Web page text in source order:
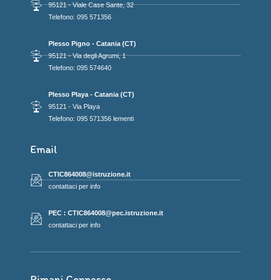
95121 - Viale Case Sante, 32
Telefono: 095 571356
Plesso Pigno - Catania (CT)
95121 - Via degli Agrumi, 1
Telefono: 095 574640
Plesso Playa - Catania (CT)
95121 - Via Playa
Telefono: 095 571356 lementi
Email
CTIC864008@istruzione.it
contattaci per info
PEC : CTIC864008@pec.istruzione.it
contattaci per info